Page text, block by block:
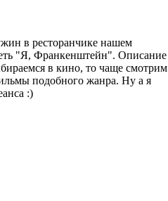
в ресторанчике нашем
"Я, Франкенштейн". Описание
в кино, то чаще смотрим
подобного жанра. Ну а я
:)